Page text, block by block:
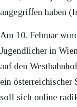
angegriffen haben
Am 10. Februar
Jugendlicher in
auf den
ein österreichischer
soll sich online